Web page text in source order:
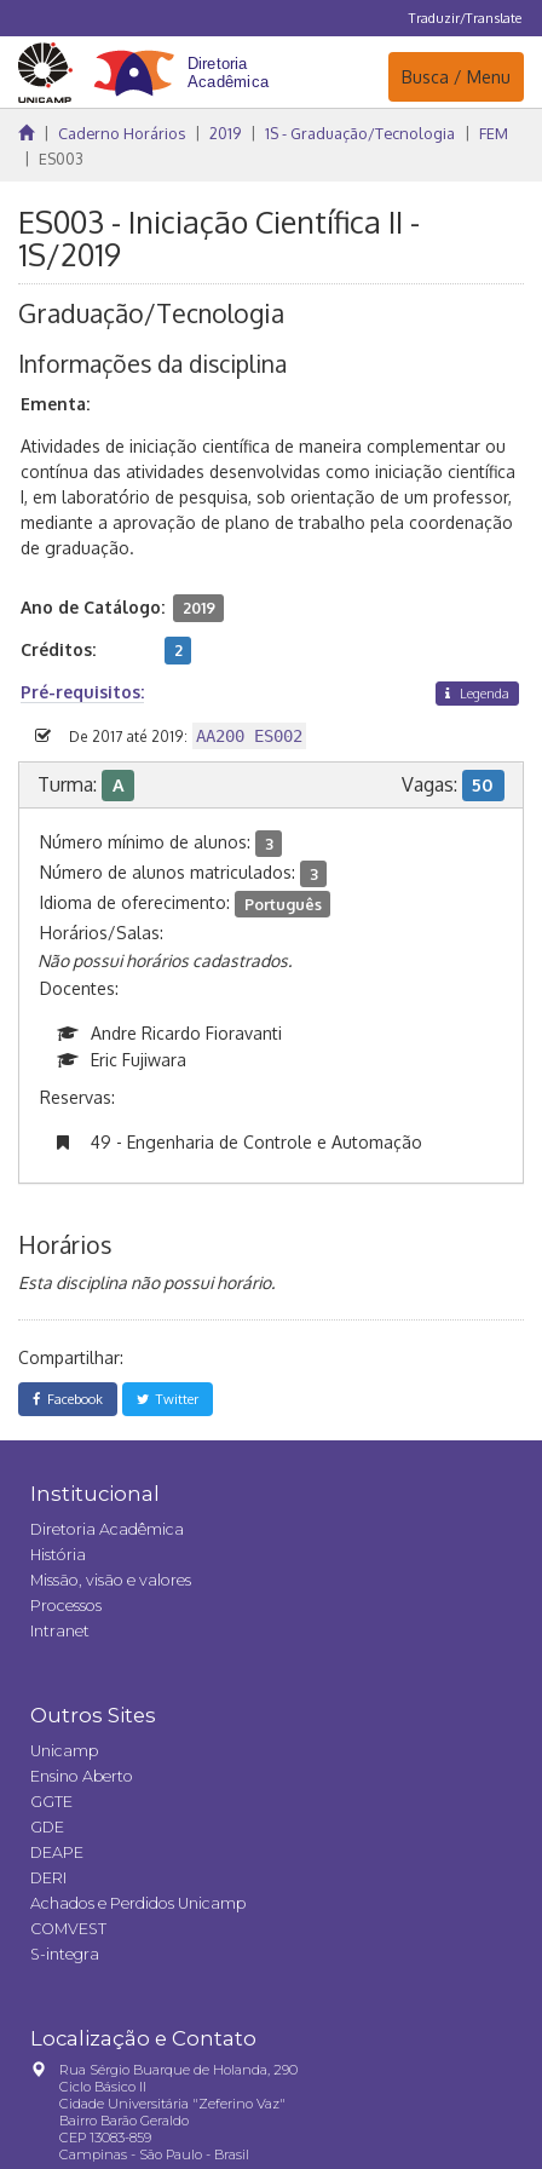
Traduzir/Translate
Navegação
Busca / Menu
Caderno Horários 2019 1S - Graduação/Tecnologia
FEM
ES003
ES003 - Iniciação Científica II -
1S/2019
Graduação/Tecnologia
Informações da disciplina
Ementa:
Atividades de iniciação científica de maneira complementar ou
contínua das atividades desenvolvidas como iniciação científica
I, em laboratório de pesquisa, sob orientação de um professor,
mediante a aprovação de plano de trabalho pela coordenação
de graduação.
Ano de Catálogo: 2019
Créditos: 2
Pré-requisitos: Legenda
De 2017 até 2019: AA200 ES002
Turma: A Vagas: 50
Número mínimo de alunos: 3
Número de alunos matriculados: 3
Idioma de oferecimento: Português
Horários/Salas:
Não possui horários cadastrados.
Docentes:
Andre Ricardo Fioravanti
Eric Fujiwara
Reservas:
49 - Engenharia de Controle e Automação
Horários
Esta disciplina não possui horário.
Compartilhar:
Facebook Twitter
Institucional
Diretoria Acadêmica
História
Missão, visão e valores
Processos
Intranet
Outros Sites
Unicamp
Ensino Aberto
GGTE
GDE
DEAPE
DERI
Achados e Perdidos Unicamp
COMVEST
S-integra
Localização e Contato
Rua Sérgio Buarque de Holanda, 290
Ciclo Básico II
Cidade Universitária "Zeferino Vaz"
Bairro Barão Geraldo
CEP 13083-859
Campinas - São Paulo - Brasil